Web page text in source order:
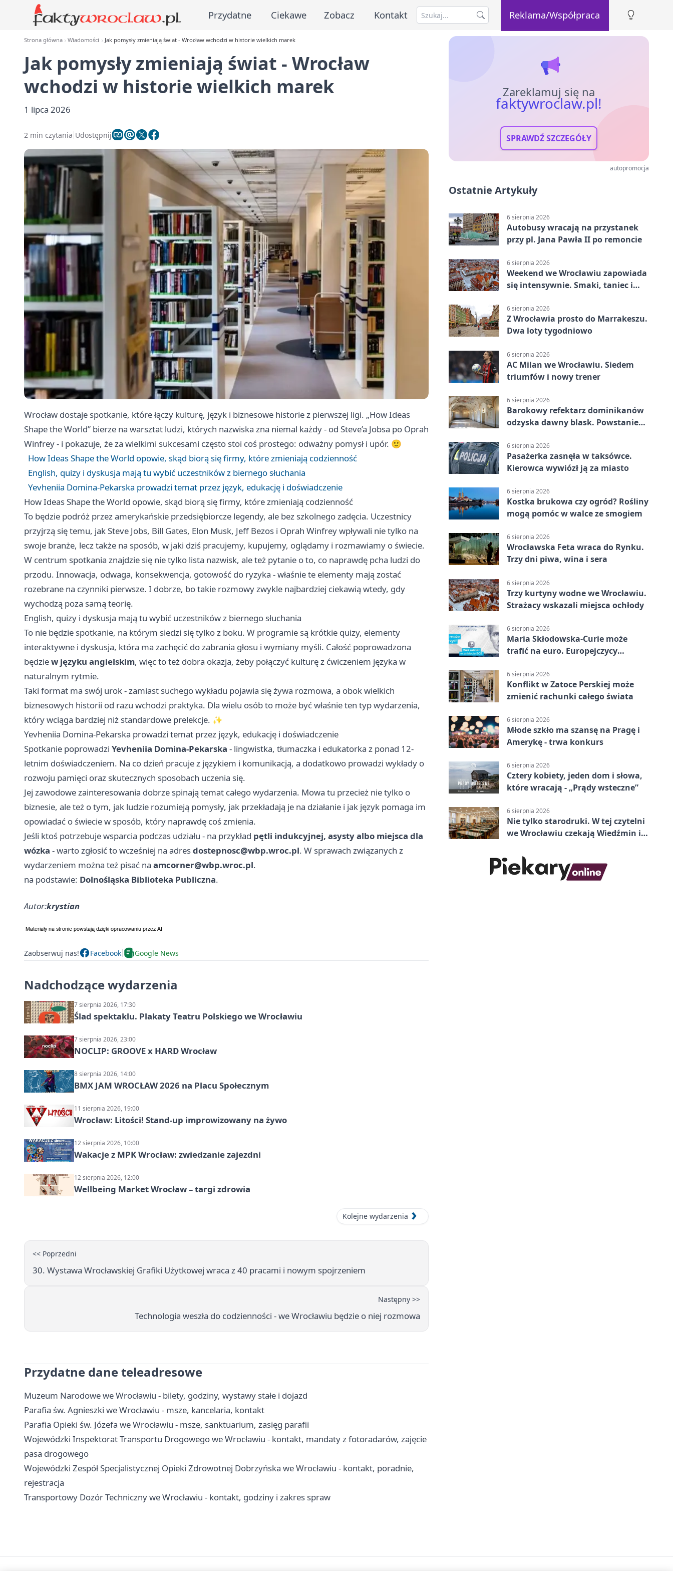
Przydatne Ciekawe Zobacz Kontakt Reklama/Współpraca
Strona główna Wiadomości Jak pomysły zmieniają świat - Wrocław wchodzi w historie wielkich marek
Jak pomysły zmieniają świat - Wrocław
wchodzi w historie wielkich marek
1 lipca 2026
2 min czytania Udostępnij
Wrocław dostaje spotkanie, które łączy kulturę, język i biznesowe historie z pierwszej ligi. „How Ideas
Shape the World” bierze na warsztat ludzi, których nazwiska zna niemal każdy - od Steve’a Jobsa po Oprah
Winfrey - i pokazuje, że za wielkimi sukcesami często stoi coś prostego: odważny pomysł i upór. 🙂
How Ideas Shape the World opowie, skąd biorą się firmy, które zmieniają codzienność
English, quizy i dyskusja mają tu wybić uczestników z biernego słuchania
Yevheniia Domina-Pekarska prowadzi temat przez język, edukację i doświadczenie
How Ideas Shape the World opowie, skąd biorą się firmy, które zmieniają codzienność
To będzie podróż przez amerykańskie przedsiębiorcze legendy, ale bez szkolnego zadęcia. Uczestnicy
przyjrzą się temu, jak Steve Jobs, Bill Gates, Elon Musk, Jeff Bezos i Oprah Winfrey wpływali nie tylko na
swoje branże, lecz także na sposób, w jaki dziś pracujemy, kupujemy, oglądamy i rozmawiamy o świecie.
W centrum spotkania znajdzie się nie tylko lista nazwisk, ale też pytanie o to, co naprawdę pcha ludzi do
przodu. Innowacja, odwaga, konsekwencja, gotowość do ryzyka - właśnie te elementy mają zostać
rozebrane na czynniki pierwsze. I dobrze, bo takie rozmowy zwykle najbardziej ciekawią wtedy, gdy
wychodzą poza samą teorię.
English, quizy i dyskusja mają tu wybić uczestników z biernego słuchania
To nie będzie spotkanie, na którym siedzi się tylko z boku. W programie są krótkie quizy, elementy
interaktywne i dyskusja, która ma zachęcić do zabrania głosu i wymiany myśli. Całość poprowadzona
będziew języku angielskim, więc to też dobra okazja, żeby połączyć kulturę z ćwiczeniem języka w
naturalnym rytmie.
Taki format ma swój urok - zamiast suchego wykładu pojawia się żywa rozmowa, a obok wielkich
biznesowych historii od razu wchodzi praktyka. Dla wielu osób to może być właśnie ten typ wydarzenia,
który wciąga bardziej niż standardowe prelekcje. ✨
Yevheniia Domina-Pekarska prowadzi temat przez język, edukację i doświadczenie
Spotkanie poprowadzi Yevheniia Domina-Pekarska - lingwistka, tłumaczka i edukatorka z ponad 12-
letnim doświadczeniem. Na co dzień pracuje z językiem i komunikacją, a dodatkowo prowadzi wykłady o
rozwoju pamięci oraz skutecznych sposobach uczenia się.
Jej zawodowe zainteresowania dobrze spinają temat całego wydarzenia. Mowa tu przecież nie tylko o
biznesie, ale też o tym, jak ludzie rozumieją pomysły, jak przekładają je na działanie i jak język pomaga im
opowiadać o świecie w sposób, który naprawdę coś zmienia.
Jeśli ktoś potrzebuje wsparcia podczas udziału - na przykład pętli indukcyjnej, asysty albo miejsca dla
wózka - warto zgłosić to wcześniej na adresdostepnosc@wbp.wroc.pl. W sprawach związanych z
wydarzeniem można też pisać na amcorner@wbp.wroc.pl.
na podstawie: Dolnośląska Biblioteka Publiczna.
Autor:krystian
Zaobserwuj nas! Facebook Google News
Nadchodzące wydarzenia
7 sierpnia 2026, 17:30
Ślad spektaklu. Plakaty Teatru Polskiego we Wrocławiu
7 sierpnia 2026, 23:00
NOCLIP: GROOVE x HARD Wrocław
8 sierpnia 2026, 14:00
BMX JAM WROCŁAW 2026 na Placu Społecznym
11 sierpnia 2026, 19:00
Wrocław: Litości! Stand-up improwizowany na żywo
12 sierpnia 2026, 10:00
Wakacje z MPK Wrocław: zwiedzanie zajezdni
12 sierpnia 2026, 12:00
Wellbeing Market Wrocław – targi zdrowia
Kolejne wydarzenia
<< Poprzedni
30. Wystawa Wrocławskiej Grafiki Użytkowej wraca z 40 pracami i nowym spojrzeniem
Następny >>
Technologia weszła do codzienności - we Wrocławiu będzie o niej rozmowa
Przydatne dane teleadresowe
Muzeum Narodowe we Wrocławiu - bilety, godziny, wystawy stałe i dojazd
Parafia św. Agnieszki we Wrocławiu - msze, kancelaria, kontakt
Parafia Opieki św. Józefa we Wrocławiu - msze, sanktuarium, zasięg parafii
Wojewódzki Inspektorat Transportu Drogowego we Wrocławiu - kontakt, mandaty z fotoradarów, zajęcie
pasa drogowego
Wojewódzki Zespół Specjalistycznej Opieki Zdrowotnej Dobrzyńska we Wrocławiu - kontakt, poradnie,
rejestracja
Transportowy Dozór Techniczny we Wrocławiu - kontakt, godziny i zakres spraw
Zareklamuj się na
faktywroclaw.pl!
SPRAWDŹ SZCZEGÓŁY
autopromocja
Ostatnie Artykuły
6 sierpnia 2026
Autobusy wracają na przystanek
przy pl. Jana Pawła II po remoncie
6 sierpnia 2026
Weekend we Wrocławiu zapowiada
się intensywnie. Smaki, taniec i
6 sierpnia 2026
Z Wrocławia prosto do Marrakeszu.
Dwa loty tygodniowo
6 sierpnia 2026
AC Milan we Wrocławiu. Siedem
triumfów i nowy trener
6 sierpnia 2026
Barokowy refektarz dominikanów
odzyska dawny blask. Powstanie
6 sierpnia 2026
Pasażerka zasnęła w taksówce.
Kierowca wywiózł ją za miasto
6 sierpnia 2026
Kostka brukowa czy ogród? Rośliny
mogą pomóc w walce ze smogiem
6 sierpnia 2026
Wrocławska Feta wraca do Rynku.
Trzy dni piwa, wina i sera
6 sierpnia 2026
Trzy kurtyny wodne we Wrocławiu.
Strażacy wskazali miejsca ochłody
6 sierpnia 2026
Maria Skłodowska-Curie może
trafić na euro. Europejczycy
6 sierpnia 2026
Konflikt w Zatoce Perskiej może
zmienić rachunki całego świata
6 sierpnia 2026
Młode szkło ma szansę na Pragę i
Amerykę - trwa konkurs
6 sierpnia 2026
Cztery kobiety, jeden dom i słowa,
które wracają - „Prądy wsteczne”
6 sierpnia 2026
Nie tylko starodruki. W tej czytelni
we Wrocławiu czekają Wiedźmin i